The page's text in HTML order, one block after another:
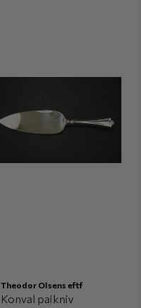
Theodor Olsens eftf
Konval paikniv